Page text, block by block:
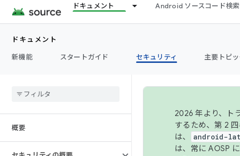
ドキュメント Android ソースコード検索
ドキュメント
新機能
スタートガイド セキュリティ 主要トピッ
概要
2026 年より、ト
するため、第 2
は、
android-
は、常に AOSP